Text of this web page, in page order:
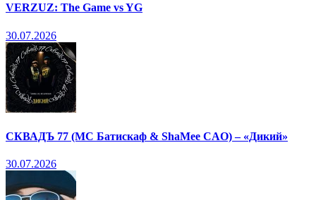
VERZUZ: The Game vs YG
30.07.2026
СКВАДЪ 77 (МС Батискаф & ShaMee CAO) – «Дикий»
30.07.2026